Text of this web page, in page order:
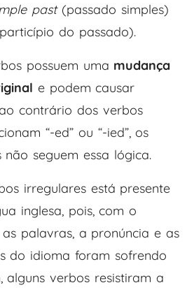
past (passado simples)
do passado).
possuem uma mudança
e podem causar
contrário dos verbos
“-ed” ou “-ied”, os
seguem essa lógica.
irregulares está presente
inglesa, pois, com o
palavras, a pronúncia e as
do idioma foram sofrendo
alguns verbos resistiram a